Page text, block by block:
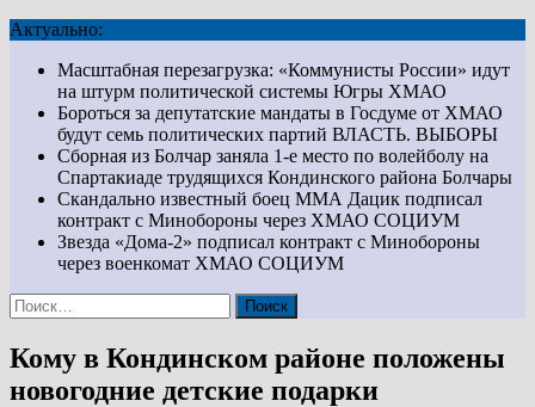
Актуально:
Масштабная перезагрузка: «Коммунисты России» идут
на штурм политической системы Югры ХМАО
Бороться за депутатские мандаты в Госдуме от ХМАО
будут семь политических партий ВЛАСТЬ. ВЫБОРЫ
Сборная из Болчар заняла 1-е место по волейболу на
Спартакиаде трудящихся Кондинского района Болчары
Скандально известный боец ММА Дацик подписал
контракт с Минобороны через ХМАО СОЦИУМ
Звезда «Дома-2» подписал контракт с Минобороны
через военкомат ХМАО СОЦИУМ
Найти:
Кому в Кондинском районе положены
новогодние детские подарки